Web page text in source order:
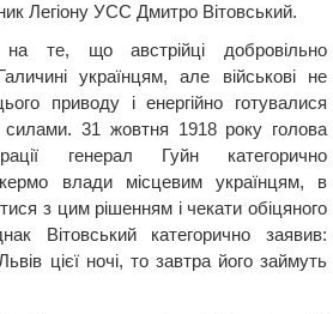
Легіону УСС Дмитро Вітовський.
те, що австрійці добровільно
українцям, але військові не
приводу і енергійно готувалися
31 жовтня 1918 року голова
генерал Гуйн категорично
влади місцевим українцям, в
з цим рішенням і чекати обіцяного
Вітовський категорично заявив:
цієї ночі, то завтра його займуть